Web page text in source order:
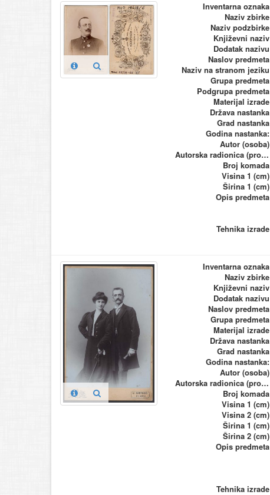
Inventarna oznaka
Naziv zbirke
Naziv podzbirke
Književni naziv
Dodatak nazivu
Naslov predmeta
Naziv na stranom jeziku
Grupa predmeta
Podgrupa predmeta
Materijal izrade
Država nastanka
Grad nastanka
Godina nastanka:
Autor (osoba)
Autorska radionica (proizvođač)
Broj komada
Visina 1 (cm)
Širina 1 (cm)
Opis predmeta
Tehnika izrade
Inventarna oznaka
Naziv zbirke
Književni naziv
Dodatak nazivu
Naslov predmeta
Grupa predmeta
Materijal izrade
Država nastanka
Grad nastanka
Godina nastanka:
Autor (osoba)
Autorska radionica (proizvođač)
Broj komada
Visina 1 (cm)
Visina 2 (cm)
Širina 1 (cm)
Širina 2 (cm)
Opis predmeta
Tehnika izrade